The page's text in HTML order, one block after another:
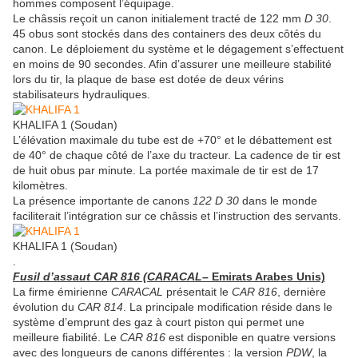
hommes composent l’équipage.
Le châssis reçoit un canon initialement tracté de 122 mm D 30
45 obus sont stockés dans des containers des deux côtés du
canon. Le déploiement du système et le dégagement s’effectuent
en moins de 90 secondes. Afin d’assurer une meilleure stabilité
lors du tir, la plaque de base est dotée de deux vérins
stabilisateurs hydrauliques.
KHALIFA 1 (Soudan)
L’élévation maximale du tube est de +70° et le débattement est
de 40° de chaque côté de l’axe du tracteur. La cadence de tir est
de huit obus par minute. La portée maximale de tir est de 17
kilomètres.
La présence importante de canons 122 D 30 dans le monde
faciliterait l’intégration sur ce châssis et l’instruction des servants.
KHALIFA 1 (Soudan)
Fusil d’assaut CAR 816 (CARACAL– Emirats Arabes Unis)
La firme émirienne CARACAL présentait le CAR 816 , dernière
évolution du CAR 814 . La principale modification réside dans le
système d’emprunt des gaz à court piston qui permet une
meilleure fiabilité. Le CAR 816 est disponible en quatre versions
avec des longueurs de canons différentes : la version PDW, la